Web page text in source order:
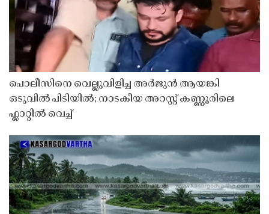
പൊലീസിനെ വെല്ലുവിളിച്ച അർജുൻ ആയങ്കി
ഒടുവിൽ പിടിയിൽ; നാടകീയ അറസ്റ്റ് കണ്ണൂരിലെ
ഫ്ലാറ്റിൽ വെച്ച്